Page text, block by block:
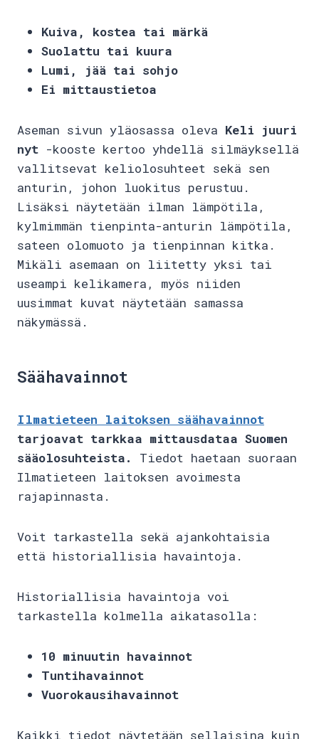
Kuiva, kostea tai märkä
Suolattu tai kuura
Lumi, jää tai sohjo
Ei mittaustietoa
Aseman sivun yläosassa oleva Keli juuri
nyt -kooste kertoo yhdellä silmäyksellä
vallitsevat keliolosuhteet sekä sen
anturin, johon luokitus perustuu.
Lisäksi näytetään ilman lämpötila,
kylmimmän tienpinta-anturin lämpötila,
sateen olomuoto ja tienpinnan kitka.
Mikäli asemaan on liitetty yksi tai
useampi kelikamera, myös niiden
uusimmat kuvat näytetään samassa
näkymässä.
Säähavainnot
Ilmatieteen laitoksen säähavainnot
tarjoavat tarkkaa mittausdataa Suomen
sääolosuhteista.
Tiedot haetaan suoraan
Ilmatieteen laitoksen avoimesta
rajapinnasta.
Voit tarkastella sekä ajankohtaisia
että historiallisia havaintoja.
Historiallisia havaintoja voi
tarkastella kolmella aikatasolla:
10 minuutin havainnot
Tuntihavainnot
Vuorokausihavainnot
Kaikki tiedot näytetään sellaisina kuin